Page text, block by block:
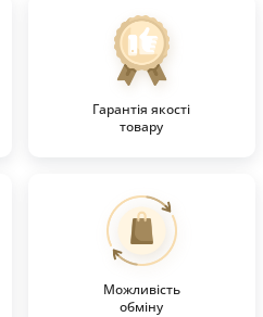
Гарантія якості
товару
Можливість
обміну